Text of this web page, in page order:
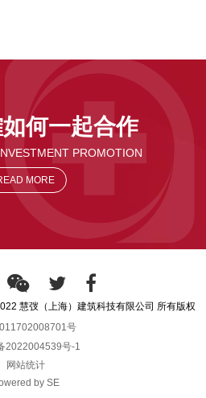
何一起合作
PROMOTION
MORE
慧弢（上海）建筑科技有限公司 所有版权
号
2022004539号-1
网站统计
by SE